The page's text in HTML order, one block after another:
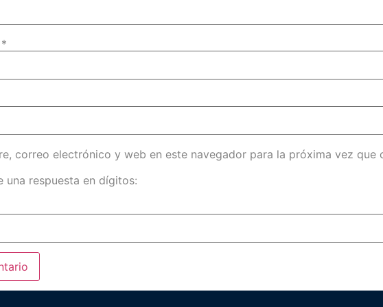
*
correo electrónico y web en este navegador para la próxima vez que
una respuesta en dígitos: